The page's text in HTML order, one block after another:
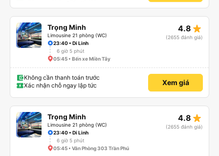
Trọng Minh
Limousine 21 phòng (WC)
4.8 star_rate
(2655 đánh giá)
23:40 • Di Linh
6 giờ 5 phút
05:45 • Bến xe Miền Tây
Không cần thanh toán trước
Xác nhận chỗ ngay lập tức
Xem giá
Trọng Minh
Limousine 21 phòng (WC)
4.8 star_rate
(2655 đánh giá)
23:40 • Di Linh
6 giờ 5 phút
05:45 • Văn Phòng 303 Trần Phú